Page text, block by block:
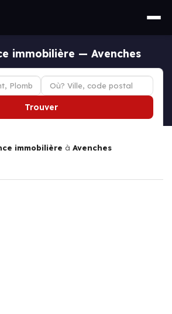
immobilière — Avenches
Trouver
immobilière à Avenches